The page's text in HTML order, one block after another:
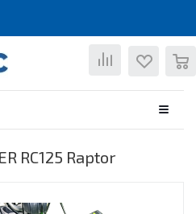
RC125 Raptor